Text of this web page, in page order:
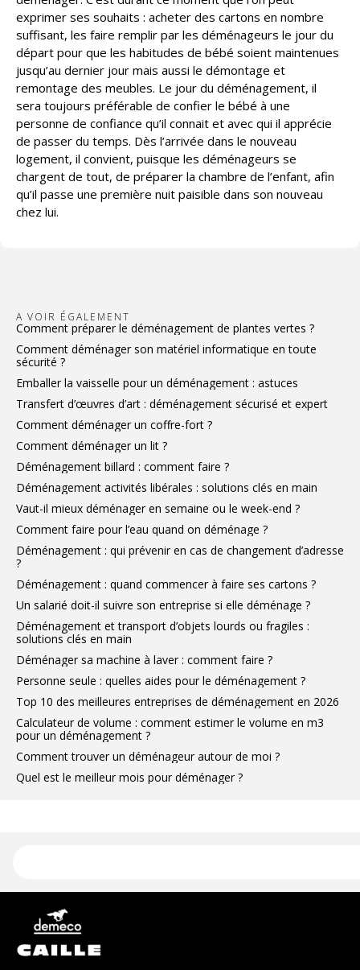
exprimer ses souhaits : acheter des cartons en nombre
suffisant, les faire remplir par les déménageurs le jour du
départ pour que les habitudes de bébé soient maintenues
jusqu’au dernier jour mais aussi le démontage et
remontage des meubles. Le jour du déménagement, il
sera toujours préférable de confier le bébé à une
personne de confiance qu’il connait et avec qui il apprécie
de passer du temps. Dès l’arrivée dans le nouveau
logement, il convient, puisque les déménageurs se
chargent de tout, de préparer la chambre de l’enfant, afin
qu’il passe une première nuit paisible dans son nouveau
chez lui.
A VOIR ÉGALEMENT
Comment préparer le déménagement de plantes vertes ?
Comment déménager son matériel informatique en toute
sécurité ?
Emballer la vaisselle pour un déménagement : astuces
Transfert d’œuvres d’art : déménagement sécurisé et expert
Comment déménager un coffre-fort ?
Comment déménager un lit ?
Déménagement billard : comment faire ?
Déménagement activités libérales : solutions clés en main
Vaut-il mieux déménager en semaine ou le week-end ?
Comment faire pour l’eau quand on déménage ?
Déménagement : qui prévenir en cas de changement d’adresse
?
Déménagement : quand commencer à faire ses cartons ?
Un salarié doit-il suivre son entreprise si elle déménage ?
Déménagement et transport d’objets lourds ou fragiles :
solutions clés en main
Déménager sa machine à laver : comment faire ?
Personne seule : quelles aides pour le déménagement ?
Top 10 des meilleures entreprises de déménagement en 2026
Calculateur de volume : comment estimer le volume en m3
pour un déménagement ?
Comment trouver un déménageur autour de moi ?
Quel est le meilleur mois pour déménager ?